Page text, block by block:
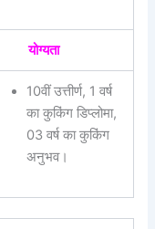
योग्यता
10वीं उत्तीर्ण, 1 वर्ष
का कुकिंग डिप्लोमा,
03 वर्ष का कुकिंग
अनुभव।